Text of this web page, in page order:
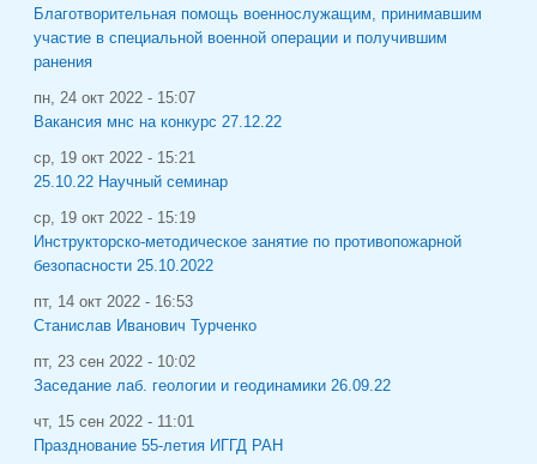
Благотворительная помощь военнослужащим, принимавшим
участие в специальной военной операции и получившим
ранения
пн, 24 окт 2022 - 15:07
Вакансия мнс на конкурс 27.12.22
ср, 19 окт 2022 - 15:21
25.10.22 Научный семинар
ср, 19 окт 2022 - 15:19
Инструкторско-методическое занятие по противопожарной
безопасности 25.10.2022
пт, 14 окт 2022 - 16:53
Станислав Иванович Турченко
пт, 23 сен 2022 - 10:02
Заседание лаб. геологии и геодинамики 26.09.22
чт, 15 сен 2022 - 11:01
Празднование 55-летия ИГГД РАН